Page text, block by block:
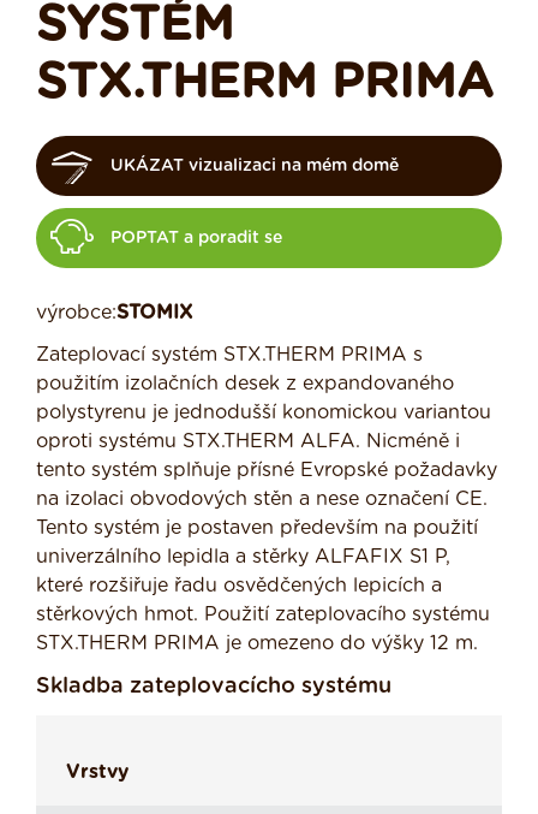
SYSTÉM
STX.THERM PRIMA
UKÁZAT vizualizaci na mém domě
POPTAT a poradit se
výrobce:STOMIX
Zateplovací systém STX.THERM PRIMA s
použitím izolačních desek z expandovaného
polystyrenu je jednodušší konomickou variantou
oproti systému STX.THERM ALFA. Nicméně i
tento systém splňuje přísné Evropské požadavky
na izolaci obvodových stěn a nese označení CE.
Tento systém je postaven především na použití
univerzálního lepidla a stěrky ALFAFIX S1 P,
které rozšiřuje řadu osvědčených lepicích a
stěrkových hmot. Použití zateplovacího systému
STX.THERM PRIMA je omezeno do výšky 12 m.
Skladba zateplovacícho systému
Vrstvy